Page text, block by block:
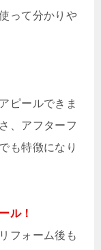
って分かりや
ピールできま
、アフターフ
も特徴になり
ル！
フォーム後も